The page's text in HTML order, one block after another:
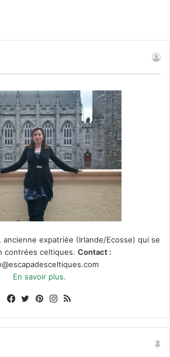
expatriée (Irlande/Ecosse) qui se
contrées celtiques. Contact :
En savoir plus.
Facebook
X PinterestInstagram